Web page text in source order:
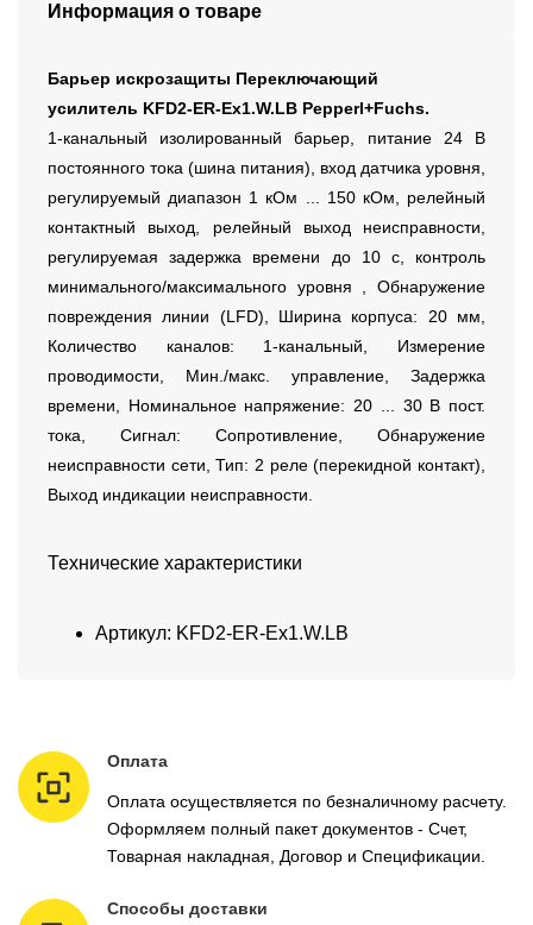
Информация о товаре
Барьер искрозащиты Переключающий
усилитель KFD2-ER-Ex1.W.LB Pepperl+Fuchs.
1-канальный изолированный барьер, питание 24 В
постоянного тока (шина питания), вход датчика уровня,
регулируемый диапазон 1 кОм ... 150 кОм, релейный
контактный выход, релейный выход неисправности,
регулируемая задержка времени до 10 с, контроль
минимального/максимального уровня , Обнаружение
повреждения линии (LFD), Ширина корпуса: 20 мм,
Количество каналов: 1-канальный, Измерение
проводимости, Мин./макс. управление, Задержка
времени, Номинальное напряжение: 20 ... 30 В пост.
тока, Сигнал: Сопротивление, Обнаружение
неисправности сети, Тип: 2 реле (перекидной контакт),
Выход индикации неисправности.
Технические характеристики
Артикул: KFD2-ER-Ex1.W.LB
Оплата
Оплата осуществляется по безналичному расчету.
Оформляем полный пакет документов - Счет,
Товарная накладная, Договор и Спецификации.
Способы доставки